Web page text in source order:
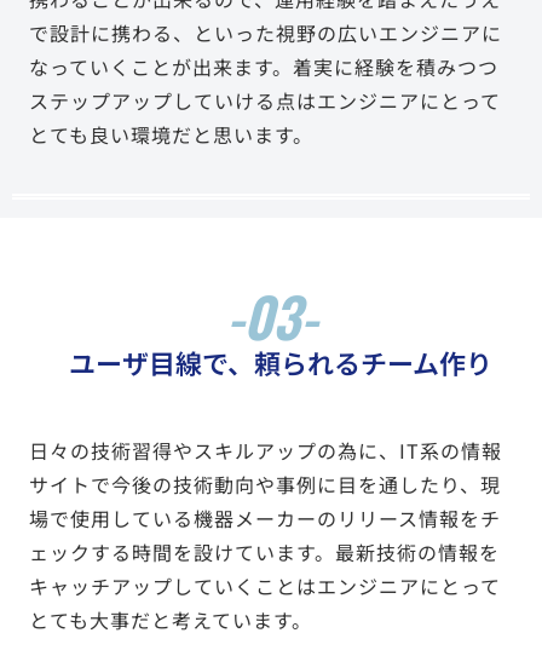
で設計に携わる、といった視野の広いエンジニアに
なっていくことが出来ます。着実に経験を積みつつ
ステップアップしていける点はエンジニアにとって
とても良い環境だと思います。
-03-
ユーザ目線で、頼られるチーム作り
日々の技術習得やスキルアップの為に、IT系の情報
サイトで今後の技術動向や事例に目を通したり、現
場で使用している機器メーカーのリリース情報をチ
ェックする時間を設けています。最新技術の情報を
キャッチアップしていくことはエンジニアにとって
とても大事だと考えています。